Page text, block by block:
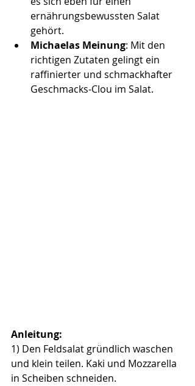
ernährungsbewussten Salat
gehört.
Michaelas Meinung: Mit den
richtigen Zutaten gelingt ein
raffinierter und schmackhafter
Geschmacks-Clou im Salat.
Anleitung:
1) Den Feldsalat gründlich waschen
und klein teilen. Kaki und Mozzarella
in Scheiben schneiden.